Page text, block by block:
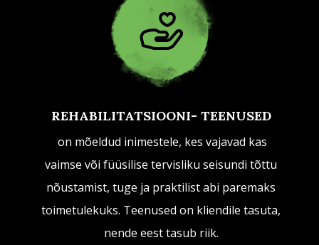
REHABILITATSIOONI- TEENUSED
on mõeldud inimestele, kes vajavad kas
vaimse või füüsilise tervisliku seisundi tõttu
nõustamist, tuge ja praktilist abi paremaks
toimetulekuks. Teenused on kliendile tasuta,
nende eest tasub riik.